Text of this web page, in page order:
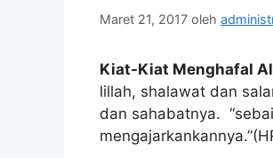
Maret 21, 2017 oleh
Kiat-Kiat Menghafal
lillah, shalawat dan
dan sahabatnya.